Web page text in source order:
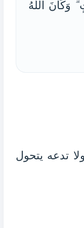
وَكَانَ اللَّهُ
تدعه يتحول